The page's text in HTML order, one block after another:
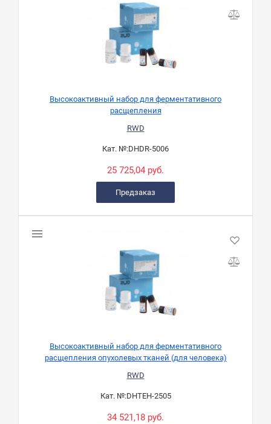
Высокоактивный набор для ферментативного
расщепления
RWD
Кат. №:DHDR-5006
25 725,04 руб.
Предзаказ
Высокоактивный набор для ферментативного
расщепления опухолевых тканей (для человека)
RWD
Кат. №:DHTEH-2505
34 521,18 руб.